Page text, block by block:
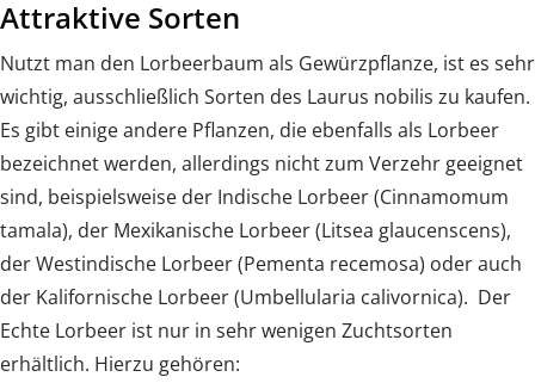
Attraktive Sorten
Nutzt man den Lorbeerbaum als Gewürzpflanze, ist es sehr
wichtig, ausschließlich Sorten des Laurus nobilis zu kaufen.
Es gibt einige andere Pflanzen, die ebenfalls als Lorbeer
bezeichnet werden, allerdings nicht zum Verzehr geeignet
sind, beispielsweise der Indische Lorbeer (Cinnamomum
tamala), der Mexikanische Lorbeer (Litsea glaucenscens),
der Westindische Lorbeer (Pementa recemosa) oder auch
der Kalifornische Lorbeer (Umbellularia calivornica). Der
Echte Lorbeer ist nur in sehr wenigen Zuchtsorten
erhältlich. Hierzu gehören: